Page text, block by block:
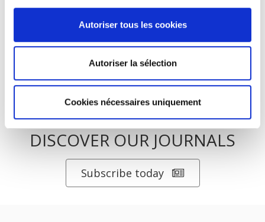
Autoriser tous les cookies
Autoriser la sélection
Cookies nécessaires uniquement
Rome, promenades sociologiques
DISCOVER OUR JOURNALS
Subscribe today